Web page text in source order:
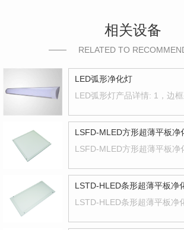
相关设备
RELATED TO
LED弧形净化灯
LED弧形灯产品详情: 1，边框
LSFD-MLED方形超薄平板净
LSFD-MLED方形超薄平板净
LSTD-HLED条形超薄平板净
LSTD-HLED条形超薄平板净